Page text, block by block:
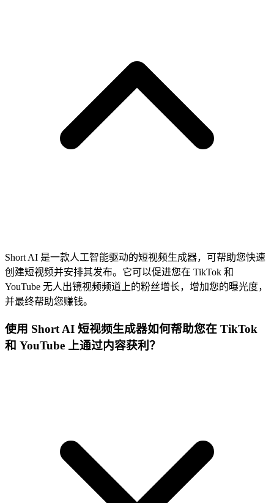
Short AI 是一款人工智能驱动的短视频生成器，可帮助您快速
创建短视频并安排其发布。它可以促进您在 TikTok 和
YouTube 无人出镜视频频道上的粉丝增长，增加您的曝光度，
并最终帮助您赚钱。
使用 Short AI 短视频生成器如何帮助您在 TikTok
和 YouTube 上通过内容获利？